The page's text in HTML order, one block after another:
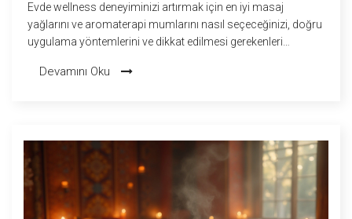
Evde wellness deneyiminizi artırmak için en iyi masaj
yağlarını ve aromaterapi mumlarını nasıl seçeceğinizi, doğru
uygulama yöntemlerini ve dikkat edilmesi gerekenleri
Devamını Oku